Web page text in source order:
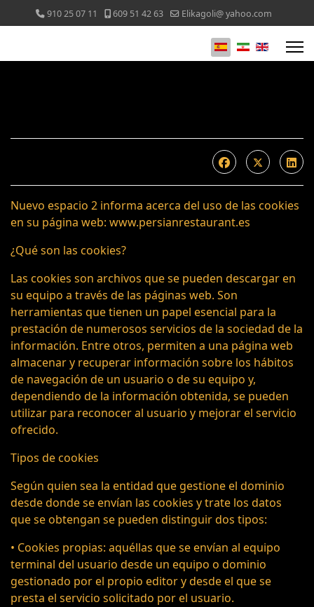
910 25 07 11 609 51 42 63 Elikagoli@ yahoo.com
Nuevo espacio 2 informa acerca del uso de las cookies
en su página web: www.persianrestaurant.es
¿Qué son las cookies?
Las cookies son archivos que se pueden descargar en
su equipo a través de las páginas web. Son
herramientas que tienen un papel esencial para la
prestación de numerosos servicios de la sociedad de la
información. Entre otros, permiten a una página web
almacenar y recuperar información sobre los hábitos
de navegación de un usuario o de su equipo y,
dependiendo de la información obtenida, se pueden
utilizar para reconocer al usuario y mejorar el servicio
ofrecido.
Tipos de cookies
Según quien sea la entidad que gestione el dominio
desde donde se envían las cookies y trate los datos
que se obtengan se pueden distinguir dos tipos:
• Cookies propias: aquéllas que se envían al equipo
terminal del usuario desde un equipo o dominio
gestionado por el propio editor y desde el que se
presta el servicio solicitado por el usuario.